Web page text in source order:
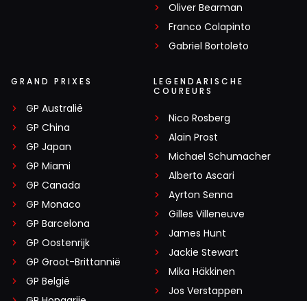
Oliver Bearman
Franco Colapinto
Gabriel Bortoleto
GRAND PRIXES
GP Australië
GP China
GP Japan
GP Miami
GP Canada
GP Monaco
GP Barcelona
GP Oostenrijk
GP Groot-Brittannië
GP België
LEGENDARISCHE
COUREURS
Nico Rosberg
Alain Prost
Michael Schumacher
Alberto Ascari
Ayrton Senna
Gilles Villeneuve
James Hunt
Jackie Stewart
Mika Häkkinen
Jos Verstappen